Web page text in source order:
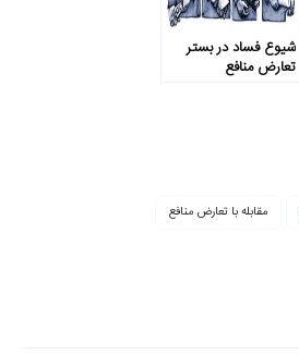
شیوع فساد در بستر
تعارض منافع
مقابله با تعارض منافع